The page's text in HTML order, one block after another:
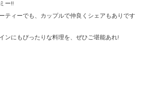
ー!!
ティーでも、カップルで仲良くシェアもありです
ンにもぴったりな料理を、ぜひご堪能あれ!